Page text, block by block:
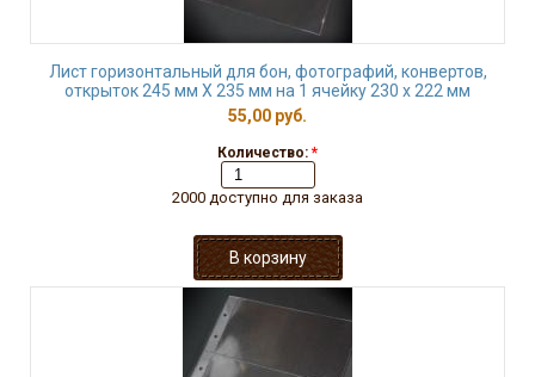
Лист горизонтальный для бон, фотографий, конвертов,
открыток 245 мм Х 235 мм на 1 ячейку 230 х 222 мм
55,00 руб.
Количество: *
2000 доступно для заказа